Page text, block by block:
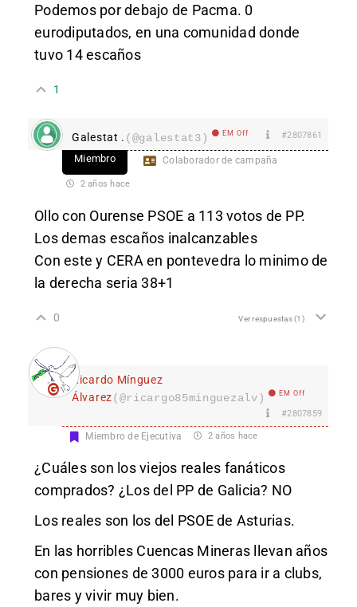
Podemos por debajo de Pacma. 0
eurodiputados, en una comunidad donde
tuvo 14 escaños
1
Galestat . (@galestat3) EM Off #2807861
Miembro Colaborador de campaña
2 años hace
Ollo con Ourense PSOE a 113 votos de PP.
Los demas escaños inalcanzables
Con este y CERA en pontevedra lo minimo de
la derecha seria 38+1
0 Ver respuestas(1)
Ricardo Mínguez
Álvarez(@ricargo85minguezalv) EM Off
#2807859
Miembro de Ejecutiva 2 años hace
¿Cuáles son los viejos reales fanáticos
comprados? ¿Los del PP de Galicia? NO
Los reales son los del PSOE de Asturias.
En las horribles Cuencas Mineras llevan años
con pensiones de 3000 euros para ir a clubs,
bares y vivir muy bien.